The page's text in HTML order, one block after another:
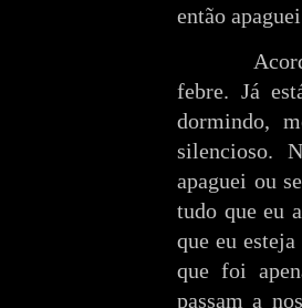
então
Acordei
febre. Já
dormindo,
silencioso.
apaguei ou
tudo que eu
que eu
que foi
passam a